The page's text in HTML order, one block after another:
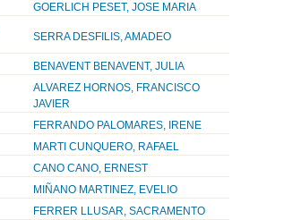
GOERLICH PESET, JOSE MARIA
SERRA DESFILIS, AMADEO
BENAVENT BENAVENT, JULIA
ALVAREZ HORNOS, FRANCISCO
JAVIER
FERRANDO PALOMARES, IRENE
MARTI CUNQUERO, RAFAEL
CANO CANO, ERNEST
MIÑANO MARTINEZ, EVELIO
FERRER LLUSAR, SACRAMENTO